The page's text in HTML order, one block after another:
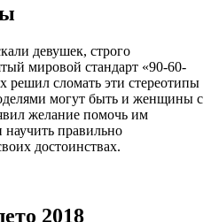
девушек, строго
мировой стандарт «90-60-
решил сломать эти стереотипы
могут быть и женщины с
желание помочь им
научить правильно
достоинствах.
2018